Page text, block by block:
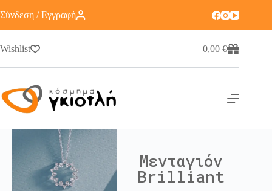
Σύνδεση / Εγγραφή
Wishlist 0,00€
Μενταγιόν
Brilliant